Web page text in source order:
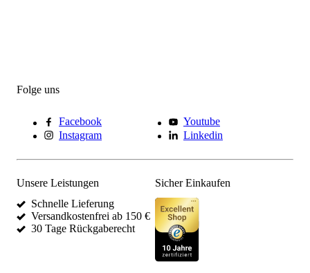
Folge uns
Facebook
Youtube
Instagram
Linkedin
Unsere Leistungen
Schnelle Lieferung
Versandkostenfrei ab 150 €
30 Tage Rückgaberecht
Sicher Einkaufen